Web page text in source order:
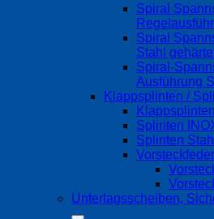
Spiral
Spiral
Stahl
Spiral-
Ausführung
Klappsplinten /
Splinten
Splinten
Unterlagsscheiben,